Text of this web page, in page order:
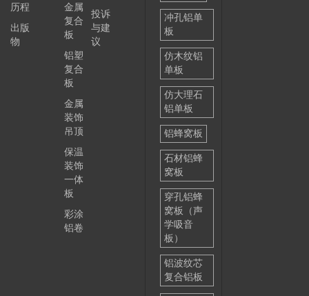
历程
出版
物
金属
复合
板
铝塑
复合
板
金属
装饰
吊顶
保温
装饰
一体
板
彩涂
铝卷
投诉
与建
议
冲孔铝单
板
仿木纹铝
单板
仿大理石
铝单板
铝蜂窝板
石材铝蜂
窝板
穿孔铝蜂
窝板（声
学吸音
板）
铝波纹芯
复合铝板